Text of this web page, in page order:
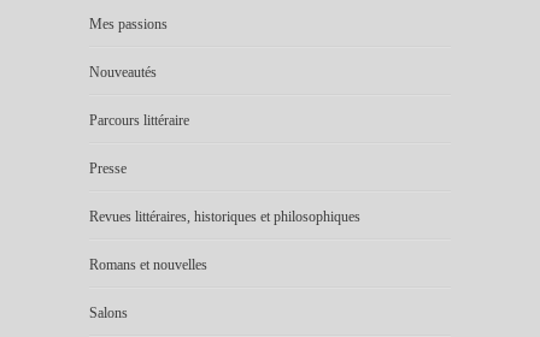
Mes passions
Nouveautés
Parcours littéraire
Presse
Revues littéraires, historiques et philosophiques
Romans et nouvelles
Salons